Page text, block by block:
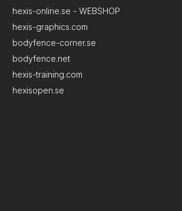
hexis-online.se - WEBSHOP
hexis-graphics.com
bodyfence-corner.se
bodyfence.net
hexis-training.com
hexisopen.se